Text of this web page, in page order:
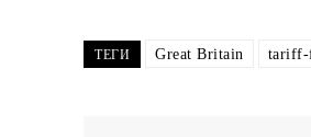
ТЕГИ Great Britain tariff-